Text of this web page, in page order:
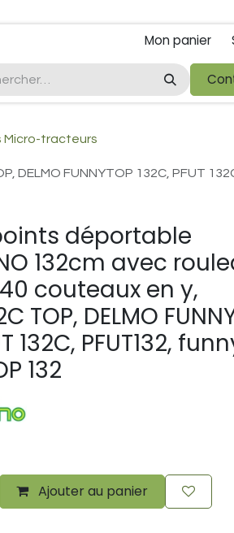
Mon panier
foire de libramont Droit
Micro-tracteurs
FUNNYTOP 132C, PFUT
déportable
132cm avec
couteaux en y,
TOP, DELMO
132C, PFUT132,
132
Ajouter au panier